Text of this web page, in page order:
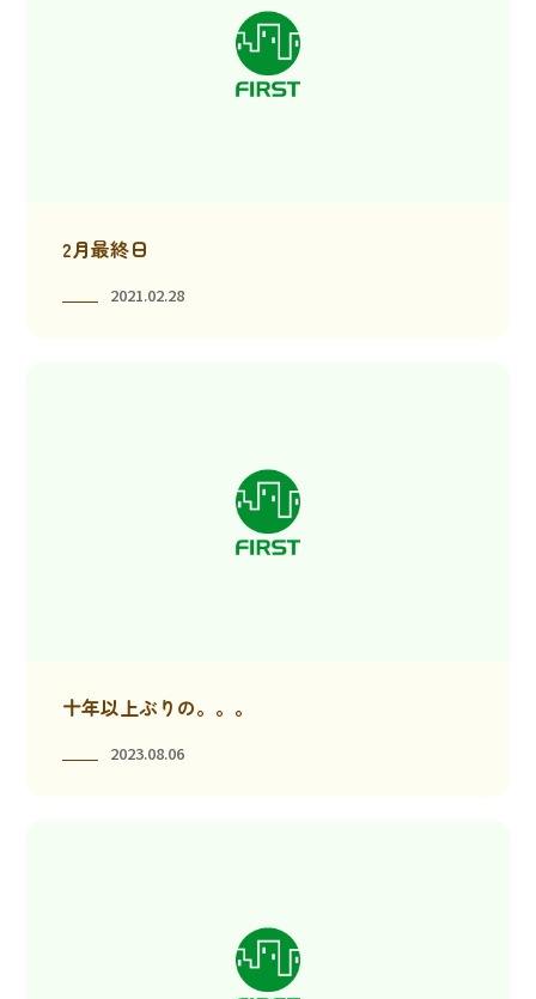
2月最終日
2021.02.28
十年以上ぶりの。。。
2023.08.06